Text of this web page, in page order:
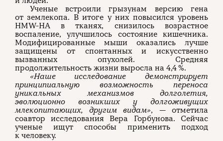
Ученые встроили грызунам версию гена
от землекопа. В итоге у них повысился уровень
HMW-HA в тканях, снизилось возрастное
воспаление, улучшилось состояние кишечника.
Модифицированные мыши оказались лучше
защищены от спонтанных и искусственно
вызванных опухолей. Средняя
продолжительность жизни выросла на 4,4 %.
«Наше исследование демонстрирует
принципиальную возможность переноса
уникальных механизмов долголетия,
эволюционно возникших у долгоживущих
млекопитающих, другим видам», — отметила
соавтор исследования Вера Горбунова. Сейчас
ученые ищут способы применить подход
к человеку.